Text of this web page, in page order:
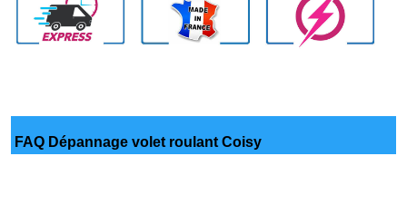
FAQ Dépannage volet roulant Coisy